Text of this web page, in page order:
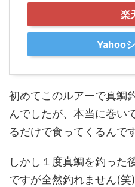
楽
Yahoo
初めてこのルアーで真鯛
んでしたが、本当に巻い
るだけで食ってくるんです
しかし１度真鯛を釣った
ですが全然釣れません(笑)